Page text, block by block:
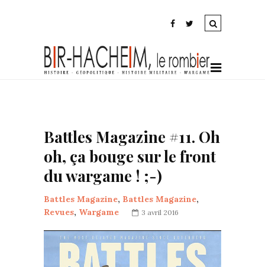
Battles Magazine #11. Oh
oh, ça bouge sur le front
du wargame ! ;-)
Battles Magazine, Battles Magazine,
Revues, Wargame 3 avril 2016